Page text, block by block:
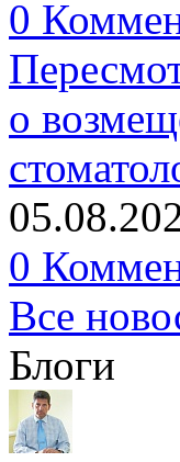
0
о
0
Все
Блоги